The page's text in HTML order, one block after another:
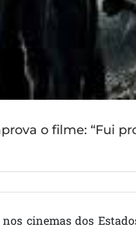
o filme: “Fui
cinemas dos